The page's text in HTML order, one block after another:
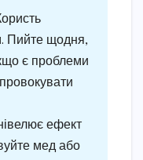
Пийте щодня,
є проблеми
ефект
мед або